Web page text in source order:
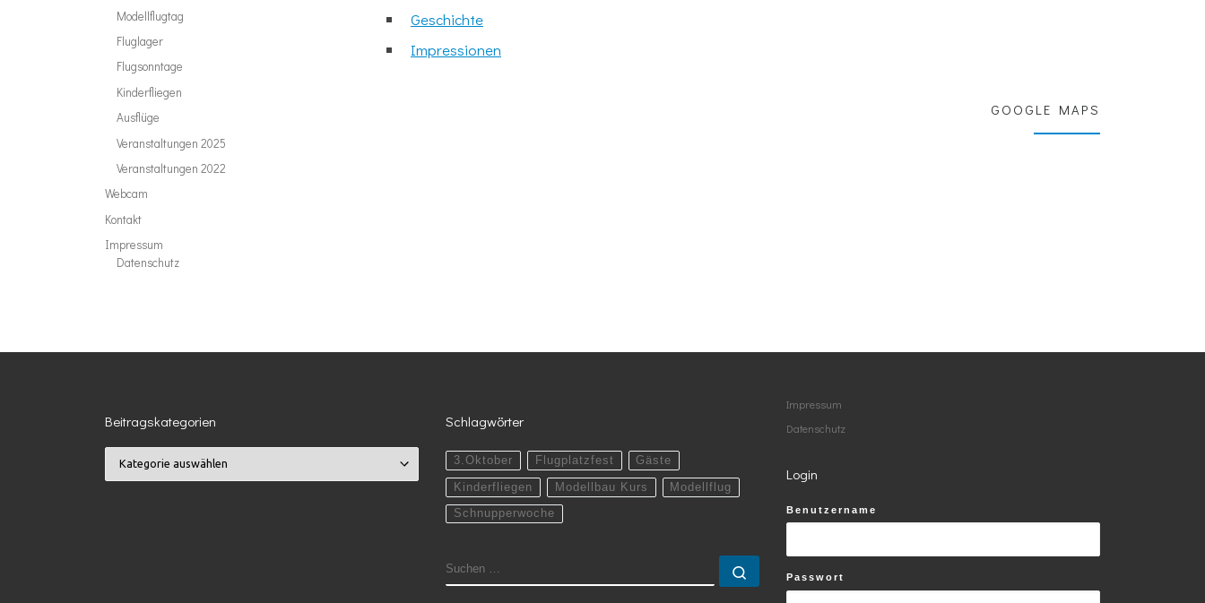
Geschichte
Impressionen
Modellflugtag
Fluglager
Flugsonntage
Kinderfliegen
Ausflüge
Veranstaltungen 2025
Veranstaltungen 2022
Webcam
Kontakt
Impressum
Datenschutz
GOOGLE MAPS
Beitragskategorien Schlagwörter
3.Oktober Flugplatzfest Gäste
Kinderfliegen Modellbau Kurs Modellflug
Schnupperwoche
SUCHE Suchen …
Impressum
Datenschutz
Login
Benutzername
Passwort